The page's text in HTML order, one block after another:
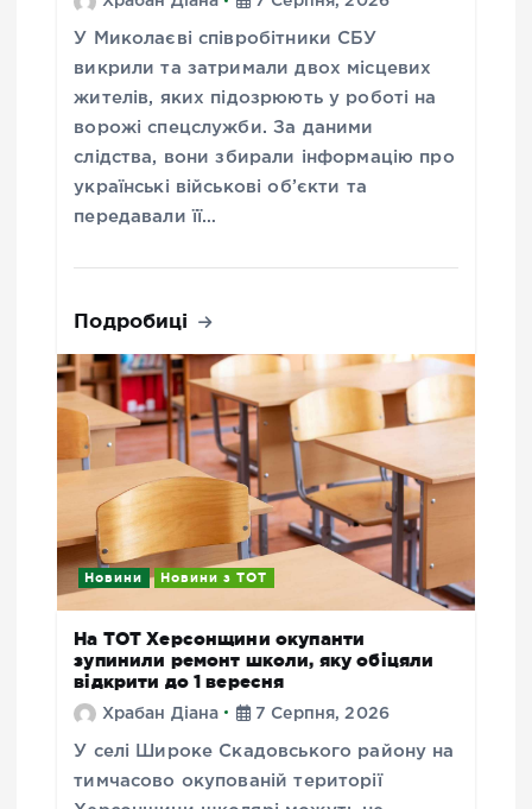
У Миколаєві співробітники СБУ
викрили та затримали двох місцевих
жителів, яких підозрюють у роботі на
ворожі спецслужби. За даними
слідства, вони збирали інформацію про
українські військові об’єкти та
передавали її…
Подробиці
Новини Новини з ТОТ
На ТОТ Херсонщини окупанти
зупинили ремонт школи, яку обіцяли
відкрити до 1 вересня
Храбан Діана 7 Серпня, 2026
У селі Широке Скадовського району на
тимчасово окупованій території